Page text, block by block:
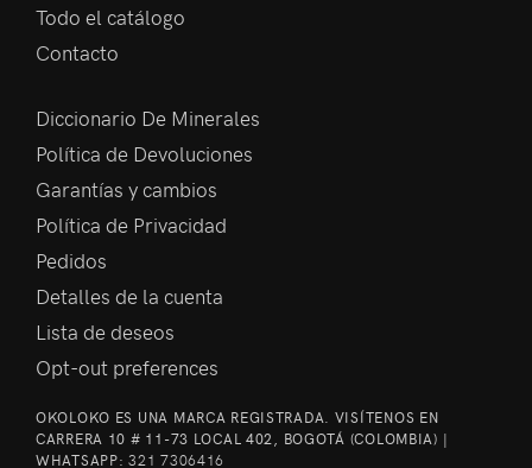
Todo el catálogo
Contacto
Diccionario De Minerales
Política de Devoluciones
Garantías y cambios
Política de Privacidad
Pedidos
Detalles de la cuenta
Lista de deseos
Opt-out preferences
OKOLOKO ES UNA MARCA REGISTRADA. VISÍTENOS EN
CARRERA 10 # 11-73 LOCAL 402, BOGOTÁ (COLOMBIA) |
WHATSAPP:321 7306416